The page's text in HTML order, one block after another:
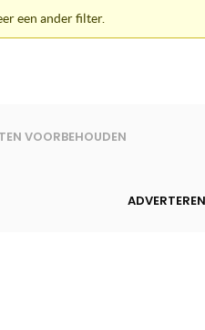
een ander filter.
VOORBEHOUDEN
ADVERTEREN